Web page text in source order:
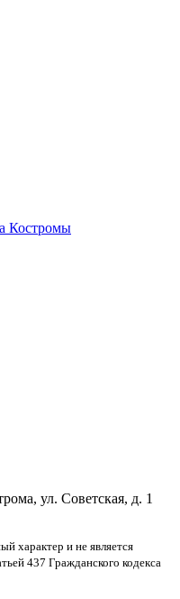
Костромы
ул. Советская, д. 1
характер и не является
437 Гражданского кодекса